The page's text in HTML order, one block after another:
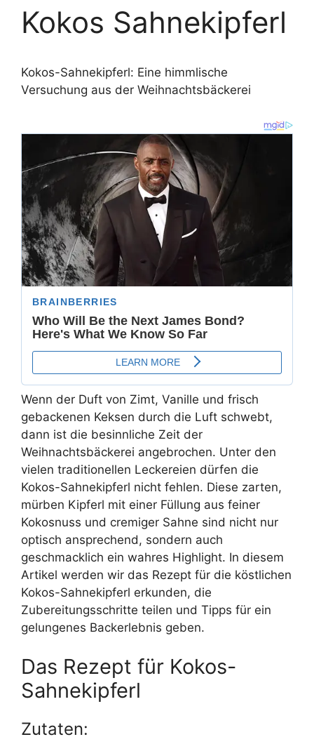
Kokos Sahnekipferl
Kokos-Sahnekipferl: Eine himmlische
Versuchung aus der Weihnachtsbäckerei
Wenn der Duft von Zimt, Vanille und frisch
gebackenen Keksen durch die Luft schwebt,
dann ist die besinnliche Zeit der
Weihnachtsbäckerei angebrochen. Unter den
vielen traditionellen Leckereien dürfen die
Kokos-Sahnekipferl nicht fehlen. Diese zarten,
mürben Kipferl mit einer Füllung aus feiner
Kokosnuss und cremiger Sahne sind nicht nur
optisch ansprechend, sondern auch
geschmacklich ein wahres Highlight. In diesem
Artikel werden wir das Rezept für die köstlichen
Kokos-Sahnekipferl erkunden, die
Zubereitungsschritte teilen und Tipps für ein
gelungenes Backerlebnis geben.
Das Rezept für Kokos-
Sahnekipferl
Zutaten: